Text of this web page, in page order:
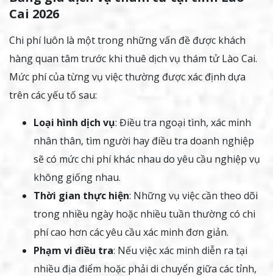
Cai 2026
Chi phí luôn là một trong những vấn đề được khách
hàng quan tâm trước khi thuê dịch vụ thám tử Lào Cai.
Mức phí của từng vụ việc thường được xác định dựa
trên các yếu tố sau:
Loại hình dịch vụ: Điều tra ngoại tình, xác minh
nhân thân, tìm người hay điều tra doanh nghiệp
sẽ có mức chi phí khác nhau do yêu cầu nghiệp vụ
không giống nhau.
Thời gian thực hiện: Những vụ việc cần theo dõi
trong nhiều ngày hoặc nhiều tuần thường có chi
phí cao hơn các yêu cầu xác minh đơn giản.
Phạm vi điều tra: Nếu việc xác minh diễn ra tại
nhiều địa điểm hoặc phải di chuyển giữa các tỉnh,